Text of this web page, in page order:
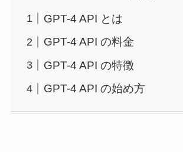
GPT-4 API とは
GPT-4 API の料金
GPT-4 API の特徴
GPT-4 API の始め方